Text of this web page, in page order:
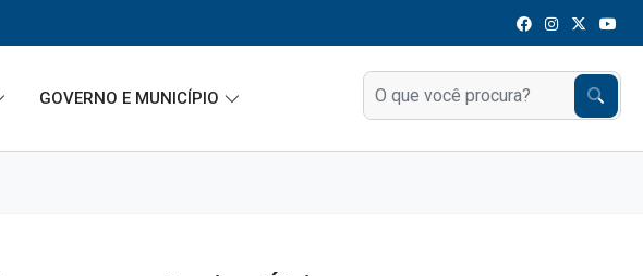
GOVERNO E MUNICÍPIO